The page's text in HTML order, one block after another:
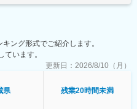
者数26名(2023年度実績)
ム制度有・サテライトオフィス
HV、エンジン、トランスミッ
ング形式でご紹介します。
います。
更新日： 2026/8/10（月）
県 残業20時間未満